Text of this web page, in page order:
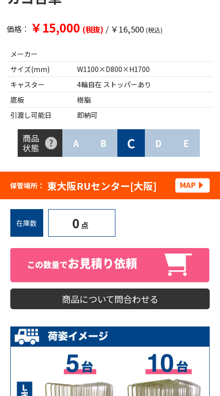
価格： ￥15,000 (税抜) / ￥16,500 (税込)
メーカー
サイズ(mm)
W1100×D800×H1700
キャスター
4輪自在 ストッパーあり
底板
樹脂
引渡し可能日
即納可
商品
状態
A B C D E
保管場所： 東大阪RUセンター[大阪]
在庫数 0 点
商品について問合わせる